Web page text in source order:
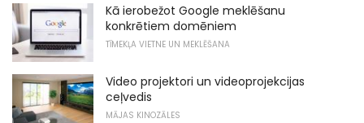
Kā ierobežot Google meklēšanu
konkrētiem domēniem
TĪMEKĻA VIETNE UN MEKLĒŠANA
Video projektori un videoprojekcijas
ceļvedis
MĀJAS KINOZĀLES